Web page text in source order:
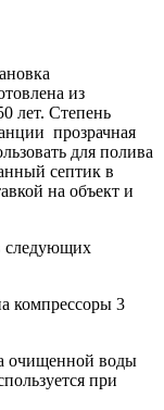
из
лет. Степень
прозрачная
для полива
септик в
на объект и
следующих
компрессоры 3
очищенной воды
при